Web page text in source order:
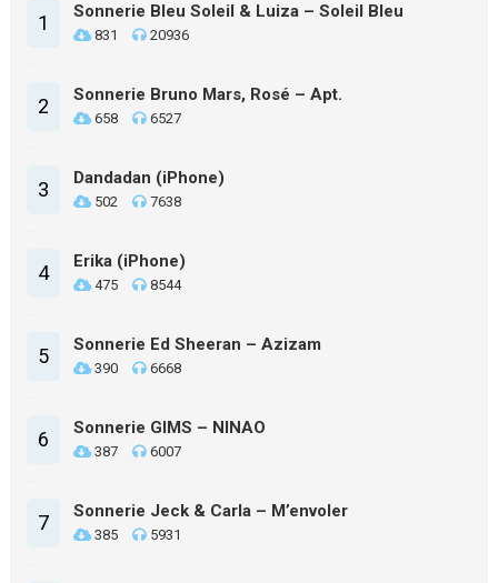
1 Sonnerie Bleu Soleil & Luiza – Soleil Bleu
831 20936
2 Sonnerie Bruno Mars, Rosé – Apt.
658 6527
3 Dandadan (iPhone)
502 7638
4 Erika (iPhone)
475 8544
5 Sonnerie Ed Sheeran – Azizam
390 6668
6 Sonnerie GIMS – NINAO
387 6007
7 Sonnerie Jeck & Carla – M’envoler
385 5931